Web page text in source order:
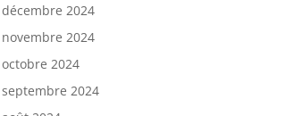
décembre 2024
novembre 2024
octobre 2024
septembre 2024